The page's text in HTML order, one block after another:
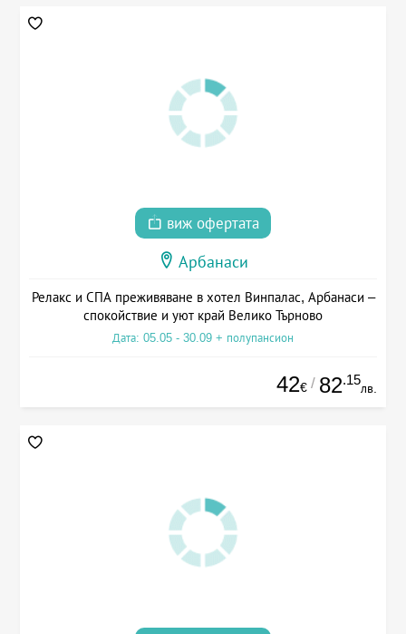
виж офертата
Арбанаси
Релакс и СПА преживяване в хотел Винпалас, Арбанаси –
спокойствие и уют край Велико Търново
Дата: 05.05 - 30.09 + полупансион
42€ / 82.15
лв.